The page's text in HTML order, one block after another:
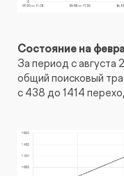
Состояние на
За период с августа
общий поисковый
с 438 до 1414